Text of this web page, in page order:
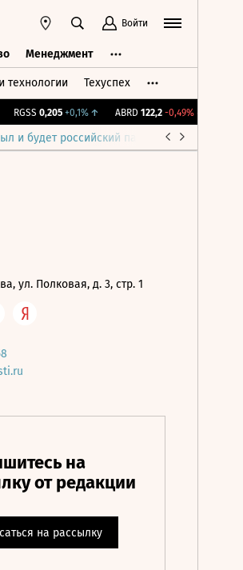
Войти
Менеджмент
технологии Техуспех
RGSS 0,205 +0,1%↑ ABRD 122,2 -0,49%↓
и будет российский парламент
ул. Полковая, д. 3, стр. 1